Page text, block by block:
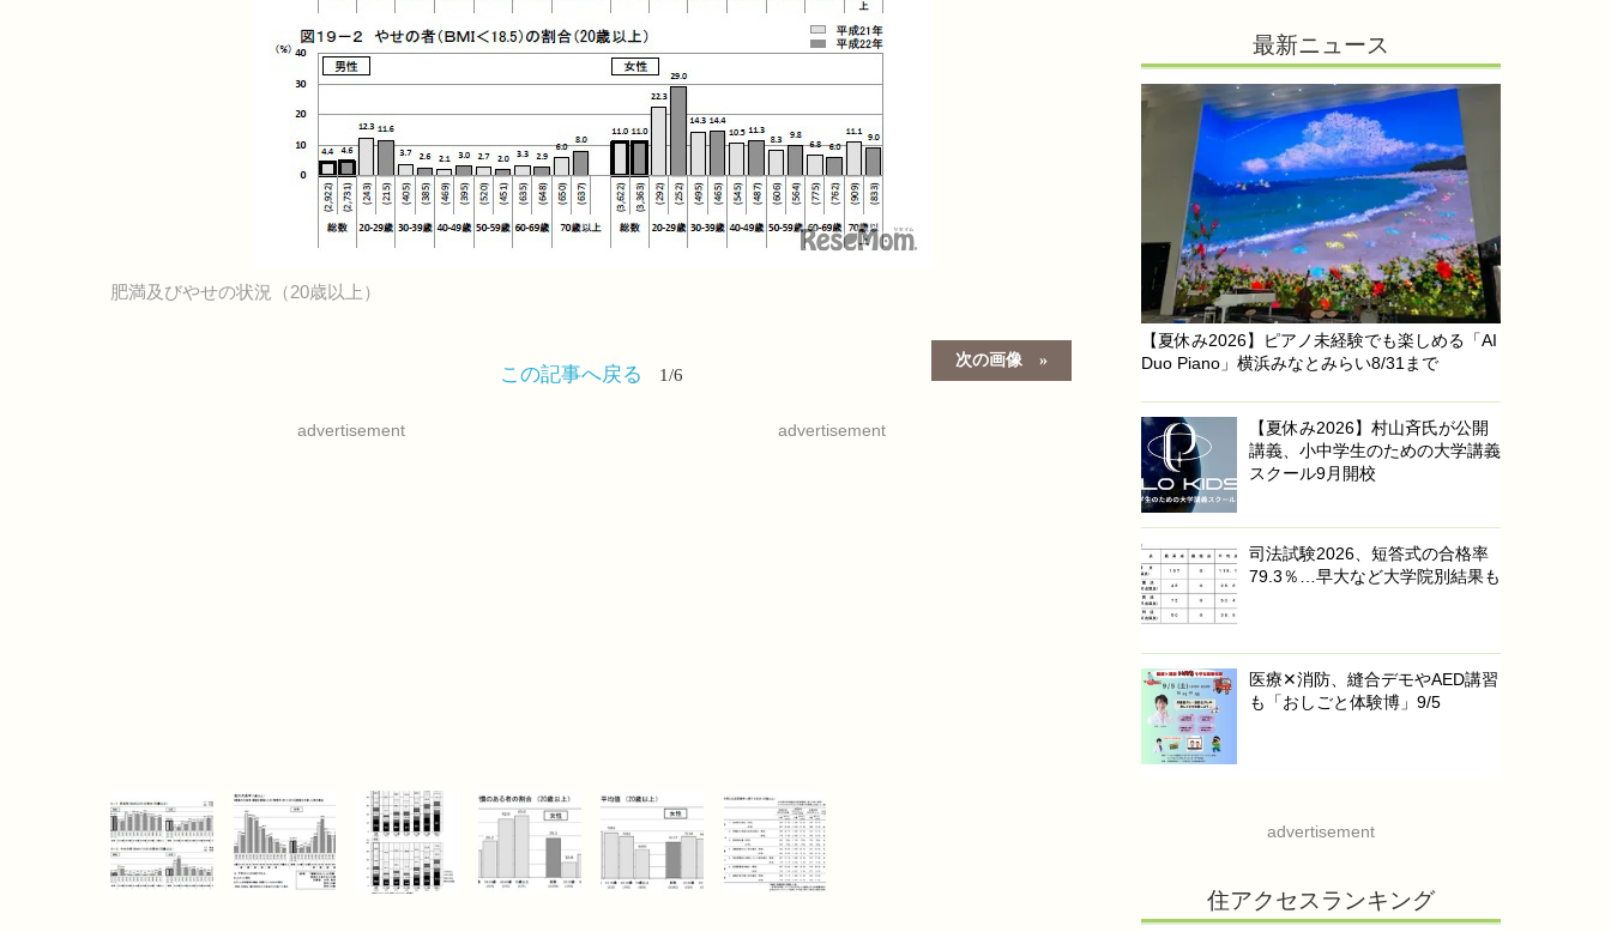
肥満及びやせの状況（20歳以上）
次の画像
この記事へ戻る 1/6
advertisement advertisement
最新ニュース
【夏休み2026】ピアノ未経験でも楽しめる「AI
Duo Piano」横浜みなとみらい8/31まで
【夏休み2026】村山斉氏が公開
講義、小中学生のための大学講義
スクール9月開校
司法試験2026、短答式の合格率
79.3％…早大など大学院別結果も
医療✕消防、縫合デモやAED講習
も「おしごと体験博」9/5
advertisement
住アクセスランキング